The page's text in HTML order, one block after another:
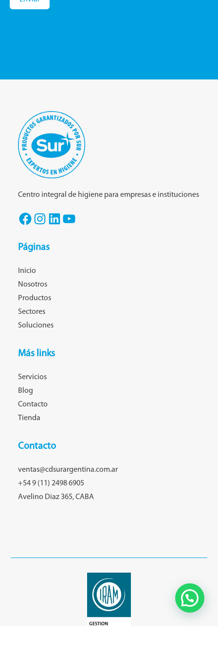
Centro integral de higiene para empresas e instituciones
Páginas
Inicio
Nosotros
Productos
Sectores
Soluciones
Más links
Servicios
Blog
Contacto
Tienda
Contacto
ventas@cdsurargentina.com.ar
+54 9 (11) 2498 6905
Avelino Diaz 365, CABA